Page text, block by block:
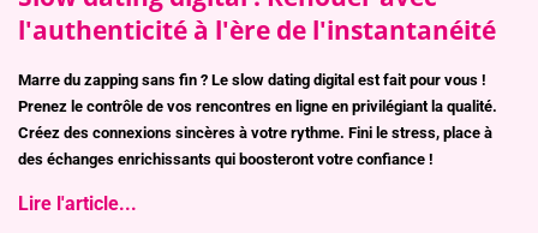
l'authenticité à l'ère de l'instantanéité
Marre du zapping sans fin ? Le slow dating digital est fait pour vous !
Prenez le contrôle de vos rencontres en ligne en privilégiant la qualité.
Créez des connexions sincères à votre rythme. Fini le stress, place à
des échanges enrichissants qui boosteront votre confiance !
Lire l'article...